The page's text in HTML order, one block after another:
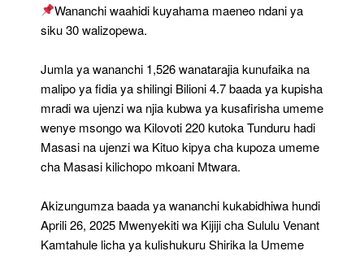
Wananchi waahidi kuyahama maeneo ndani ya
siku 30 walizopewa.
Jumla ya wananchi 1,526 wanatarajia kunufaika na
malipo ya fidia ya shilingi Bilioni 4.7 baada ya kupisha
mradi wa ujenzi wa njia kubwa ya kusafirisha umeme
wenye msongo wa Kilovoti 220 kutoka Tunduru hadi
Masasi na ujenzi wa Kituo kipya cha kupoza umeme
cha Masasi kilichopo mkoani Mtwara.
Akizungumza baada ya wananchi kukabidhiwa hundi
Aprili 26, 2025 Mwenyekiti wa Kijiji cha Sululu Venant
Kamtahule licha ya kulishukuru Shirika la Umeme